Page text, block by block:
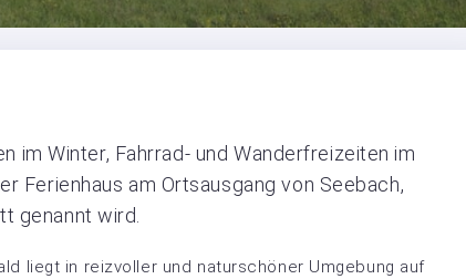
im Winter, Fahrrad- und Wanderfreizeiten im
Ferienhaus am Ortsausgang von Seebach,
genannt wird.
liegt in reizvoller und naturschöner Umgebung auf